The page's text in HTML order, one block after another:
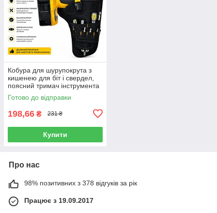
Кобура для шурупокрута з
кишенею для біт і свердел,
поясний тримач інструмента
Готово до відправки
198,66 ₴ 231 ₴
Купити
Про нас
98% позитивних з 378 відгуків за рік
Працює з 19.09.2017